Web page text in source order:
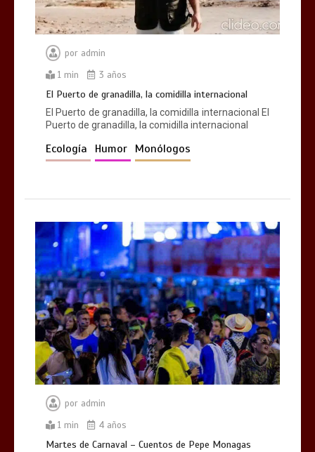
por admin
1 min
3 años
El Puerto de granadilla, la comidilla internacional
El Puerto de granadilla, la comidilla internacional El
Puerto de granadilla, la comidilla internacional
Ecología Humor Monólogos
por admin
1 min
4 años
Martes de Carnaval – Cuentos de Pepe Monagas